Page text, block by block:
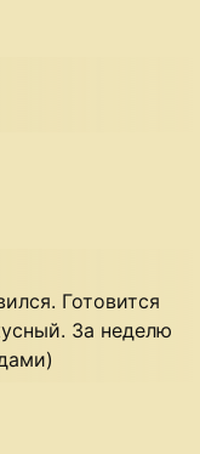
Готовится
За неделю